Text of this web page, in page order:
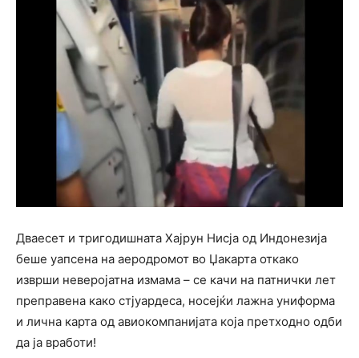
Дваесет и тригодишната Хајрун Нисја од Индонезија
беше уапсена на аеродромот во Џакарта откако
изврши неверојатна измама – се качи на патнички лет
преправена како стјуардеса, носејќи лажна униформа
и лична карта од авиокомпанијата која претходно одби
да ја вработи!